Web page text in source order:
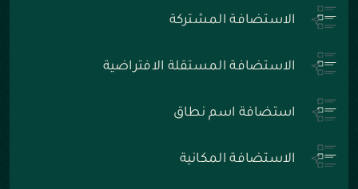
الاستضافة المشتركة
الاستضافة المستقلة الافتراضية
استضافة اسم نطاق
الاستضافة المكانية